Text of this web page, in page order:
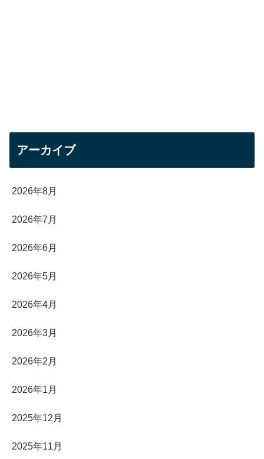
アーカイブ
2026年8月
2026年7月
2026年6月
2026年5月
2026年4月
2026年3月
2026年2月
2026年1月
2025年12月
2025年11月